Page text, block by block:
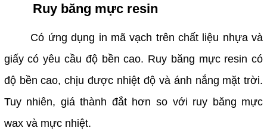
Ruy băng mực resin
Có ứng dụng in mã vạch trên chất liệu nhựa và
giấy có yêu cầu độ bền cao. Ruy băng mực resin có
độ bền cao, chịu được nhiệt độ và ánh nắng mặt trời.
Tuy nhiên, giá thành đắt hơn so với ruy băng mực
wax và mực nhiệt.